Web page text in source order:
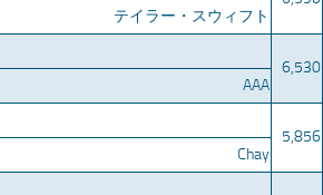
テイラー・スウィフト
6,530
AAA
5,856
Chay